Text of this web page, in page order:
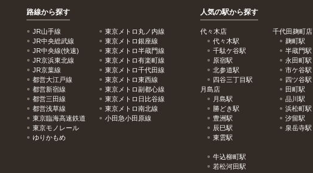
路線から探す
JR山手線
JR中央総武線
JR中央線(快速)
JR京浜東北線
JR京葉線
都営大江戸線
都営新宿線
都営三田線
都営浅草線
東京臨海高速鉄道
東京モノレール
ゆりかもめ
東京メトロ丸ノ内線
東京メトロ銀座線
東京メトロ半蔵門線
東京メトロ有楽町線
東京メトロ千代田線
東京メトロ東西線
東京メトロ副都心線
東京メトロ日比谷線
東京メトロ南北線
小田急小田原線
人気の駅から探す
代々木店
代々木駅
千駄ケ谷駅
原宿駅
北参道駅
四谷三丁目駅
月島店
月島駅
勝どき駅
豊洲駅
辰巳駅
東雲駅
牛込柳町駅
若松河田駅
千代田麹町店
麹町駅
半蔵門駅
永田町駅
市ケ谷駅
四ツ谷駅
田町駅
品川駅
浜松町駅
汐留駅
泉岳寺駅